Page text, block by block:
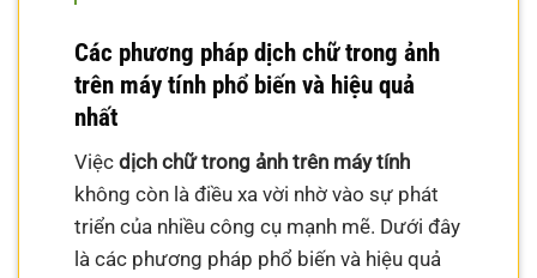
Các phương pháp dịch chữ trong ảnh
trên máy tính phổ biến và hiệu quả
nhất
Việcdịch chữ trong ảnh trên máy tính
không còn là điều xa vời nhờ vào sự phát
triển của nhiều công cụ mạnh mẽ. Dưới đây
là các phương pháp phổ biến và hiệu quả